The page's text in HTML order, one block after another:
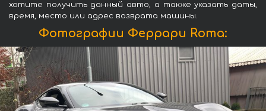
хотите получить данный авто, а также указать даты,
время, место или адрес возврата машины.
Фотографии Феррари Roma: